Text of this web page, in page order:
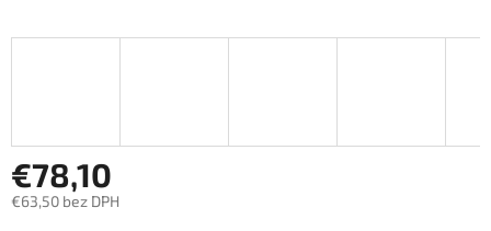
€78,10
€63,50 bez DPH